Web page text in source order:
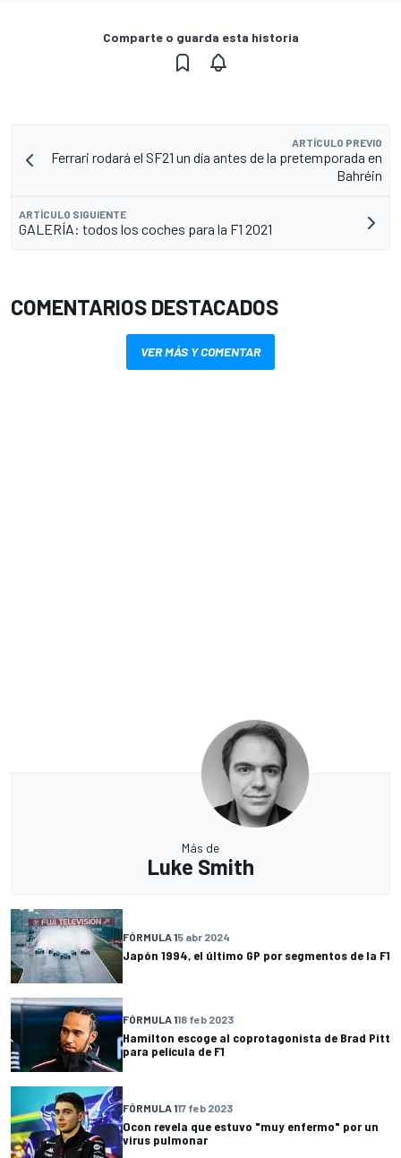
Comparte o guarda esta historia
ARTÍCULO PREVIO
Ferrari rodará el SF21 un día antes de la pretemporada en
Bahréin
ARTÍCULO SIGUIENTE
GALERÍA: todos los coches para la F1 2021
COMENTARIOS DESTACADOS
VER MÁS Y COMENTAR
Más de
Luke Smith
FÓRMULA 15 abr 2024
Japón 1994, el último GP por segmentos de la F1
FÓRMULA 118 feb 2023
Hamilton escoge al coprotagonista de Brad Pitt
para película de F1
FÓRMULA 117 feb 2023
Ocon revela que estuvo "muy enfermo" por un
virus pulmonar